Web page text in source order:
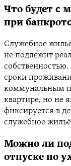
Что будет с
при
Служебное
не подлежит
сроки
коммунальным
квартире, но не
фиксируется в
служебное
Можно ли
отпуске по